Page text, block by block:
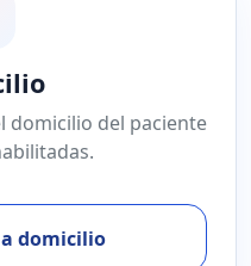
domicilio del paciente
domicilio